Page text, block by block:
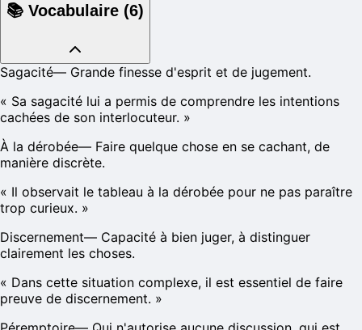
📚 Vocabulaire (6)
Sagacité— Grande finesse d'esprit et de jugement.
« Sa sagacité lui a permis de comprendre les intentions
cachées de son interlocuteur. »
À la dérobée— Faire quelque chose en se cachant, de
manière discrète.
« Il observait le tableau à la dérobée pour ne pas paraître
trop curieux. »
Discernement— Capacité à bien juger, à distinguer
clairement les choses.
« Dans cette situation complexe, il est essentiel de faire
preuve de discernement. »